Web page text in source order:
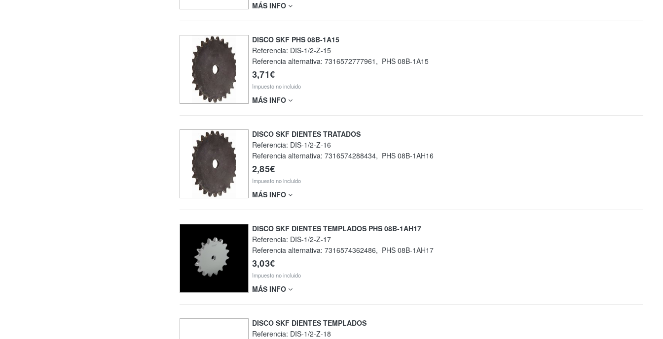
MÁS INFO
DISCO SKF PHS 08B-1A15
Referencia: DIS-1/2-Z-15
Referencia alternativa: 7316572777961 , PHS 08B-1A15
3,71€
Impuesto no incluido
MÁS INFO
DISCO SKF DIENTES TRATADOS
Referencia: DIS-1/2-Z-16
Referencia alternativa: 7316574288434, PHS 08B-1AH16
2,85€
Impuesto no incluido
MÁS INFO
DISCO SKF DIENTES TEMPLADOS PHS 08B-1AH17
Referencia: DIS-1/2-Z-17
Referencia alternativa: 7316574362486, PHS 08B-1AH17
3,03€
Impuesto no incluido
MÁS INFO
DISCO SKF DIENTES TEMPLADOS
Referencia: DIS-1/2-Z-18